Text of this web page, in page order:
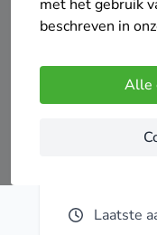
met het gebruik
beschreven in
Alle
Laatste